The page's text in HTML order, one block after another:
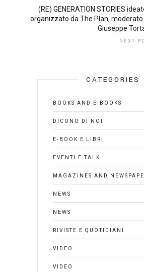
(RE) GENERATION STORIES
organizzato da The Plan, moderato
Giuseppe
NEXT
CATEGORIES
BOOKS AND E-BOOKS
DICONO DI NOI
E-BOOK E LIBRI
EVENTI E TALK
MAGAZINES AND
NEWS
NEWS
RIVISTE E QUOTIDIANI
VIDEO
VIDEO